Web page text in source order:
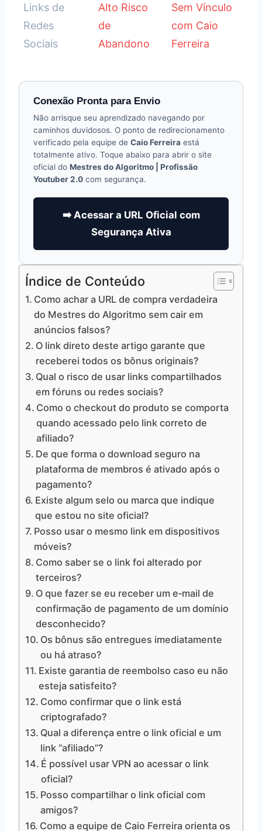
Links de
Redes
Sociais
Alto Risco
de
Abandono
Sem Vínculo
com Caio
Ferreira
Conexão Pronta para Envio
Não arrisque seu aprendizado navegando por
caminhos duvidosos. O ponto de redirecionamento
verificado pela equipe de Caio Ferreira está
totalmente ativo. Toque abaixo para abrir o site
oficial do Mestres do Algoritmo | Profissão
Youtuber 2.0 com segurança.
➡️ Acessar a URL Oficial com
Segurança Ativa
Índice de Conteúdo
Como achar a URL de compra verdadeira
do Mestres do Algoritmo sem cair em
anúncios falsos?
O link direto deste artigo garante que
receberei todos os bônus originais?
Qual o risco de usar links compartilhados
em fóruns ou redes sociais?
Como o checkout do produto se comporta
quando acessado pelo link correto de
afiliado?
De que forma o download seguro na
plataforma de membros é ativado após o
pagamento?
Existe algum selo ou marca que indique
que estou no site oficial?
Posso usar o mesmo link em dispositivos
móveis?
Como saber se o link foi alterado por
terceiros?
O que fazer se eu receber um e‑mail de
confirmação de pagamento de um domínio
desconhecido?
Os bônus são entregues imediatamente
ou há atraso?
Existe garantia de reembolso caso eu não
esteja satisfeito?
Como confirmar que o link está
criptografado?
Qual a diferença entre o link oficial e um
link “afiliado”?
É possível usar VPN ao acessar o link
oficial?
Posso compartilhar o link oficial com
amigos?
Como a equipe de Caio Ferreira orienta os